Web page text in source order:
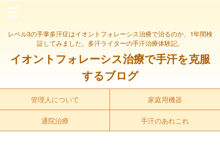
レベル3の手掌多汗症はイオントフォレーシス治療で治るのか、1年間検
証してみました。多汗ライターの手汗治療体験記。
イオントフォレーシス治療で手汗を克服
するブログ
管理人について 家庭用機器
通院治療 手汗のあれこれ